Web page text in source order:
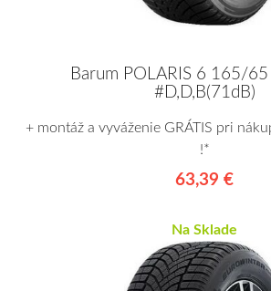
Barum POLARIS 6 165/65
#D,D,B(71dB)
+ montáž a vyváženie GRÁTIS pri
!*
63,39 €
Na Sklade